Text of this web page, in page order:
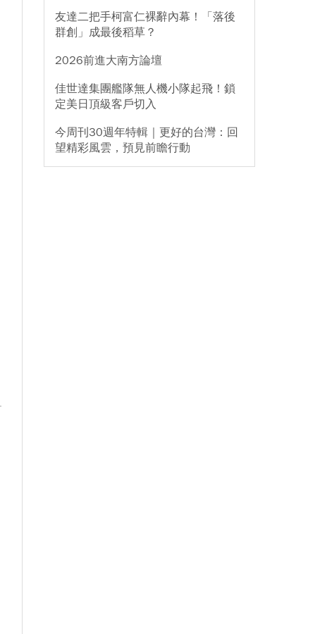
友達二把手柯富仁裸辭內幕！「落後
群創」成最後稻草？
2026前進大南方論壇
佳世達集團艦隊無人機小隊起飛！鎖
定美日頂級客戶切入
今周刊30週年特輯｜更好的台灣：回
望精彩風雲，預見前瞻行動